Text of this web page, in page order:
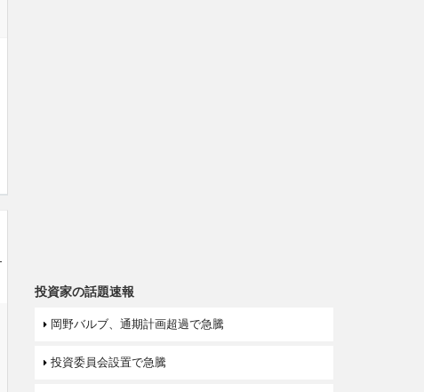
投資家の話題速報
岡野バルブ、通期計画超過で急騰
投資委員会設置で急騰